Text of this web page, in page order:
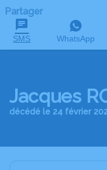
Partager
SMS WhatsApp
Jacques
décédé le 24 février